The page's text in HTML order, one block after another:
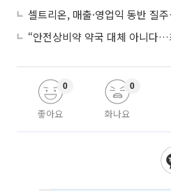
“안전상비약 약국 대체 아니다
좋아요
0
화나요
0